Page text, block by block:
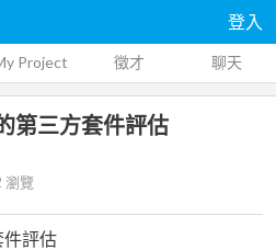
登入
Project 徵才 聊天
第三方套件評估
瀏覽
件評估